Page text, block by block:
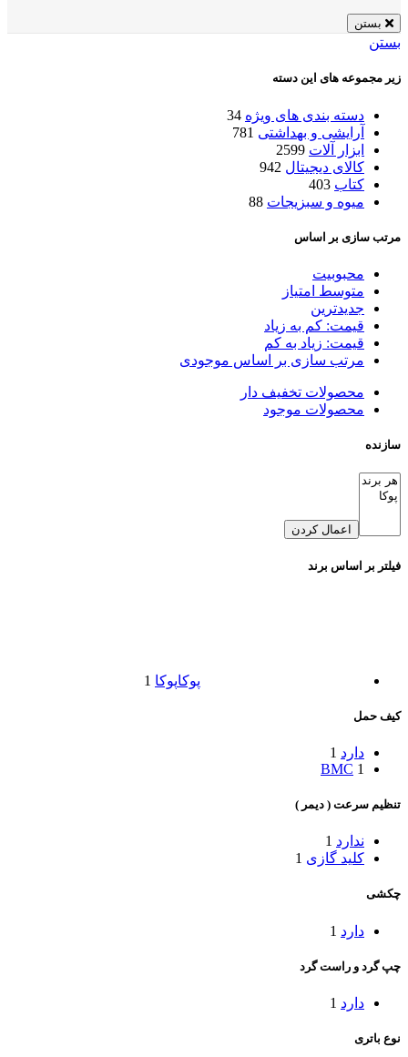
بستن
بستن
زیر مجموعه های این دسته
دسته بندی های ویژه 34
آرایشی و بهداشتی 781
ابزار آلات 2599
کالای دیجیتال 942
کتاب 403
میوه و سبزیجات 88
مرتب سازی بر اساس
محبوبیت
متوسط امتیاز
جدیدترین
قیمت: کم به زیاد
قیمت: زیاد به کم
مرتب سازی بر اساس موجودی
محصولات تخفیف دار
محصولات موجود
سازنده
اعمال کردن
فیلتر بر اساس برند
پوکاپوکا 1
کیف حمل
دارد 1
BMC 1
تنظیم سرعت ( دیمر )
ندارد 1
کلید گازی 1
چکشی
دارد 1
چپ گرد و راست گرد
دارد 1
نوع باتری